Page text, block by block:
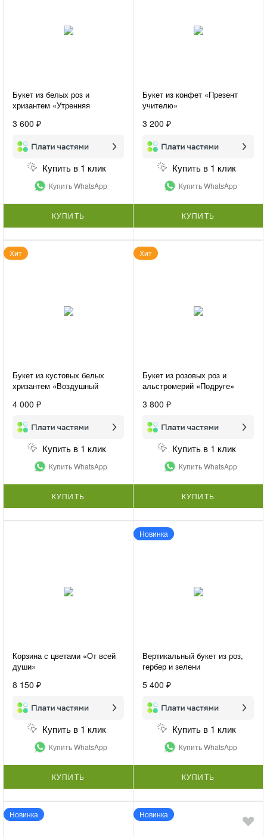
Букет из белых роз и
хризантем «Утренняя
3 600 ₽
Купить в 1 клик
Купить WhatsApp
КУПИТЬ
Букет из конфет «Презент
учителю»
3 200 ₽
Купить в 1 клик
Купить WhatsApp
КУПИТЬ
Хит
Букет из кустовых белых
хризантем «Воздушный
4 000 ₽
Купить в 1 клик
Купить WhatsApp
КУПИТЬ
Хит
Букет из розовых роз и
альстромерий «Подруге»
3 800 ₽
Купить в 1 клик
Купить WhatsApp
КУПИТЬ
Корзина с цветами «От всей
души»
8 150 ₽
Купить в 1 клик
Купить WhatsApp
КУПИТЬ
Новинка
Вертикальный букет из роз,
гербер и зелени
5 400 ₽
Купить в 1 клик
Купить WhatsApp
КУПИТЬ
Новинка Новинка